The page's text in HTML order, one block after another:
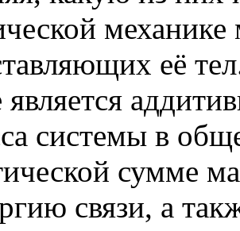
её
является
системы в
сумме
связи, а